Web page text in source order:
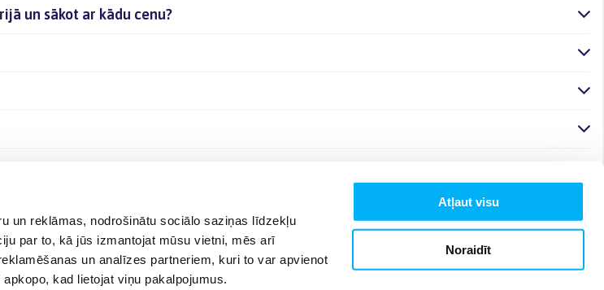
un reklāmas, nodrošinātu sociālo saziņas līdzekļu
par to, kā jūs izmantojat mūsu vietni, mēs arī
un analīzes partneriem, kuri to var apvienot
kad lietojat viņu pakalpojumus.
Atļaut visu
Noraidīt
un sākot ar kādu cenu?